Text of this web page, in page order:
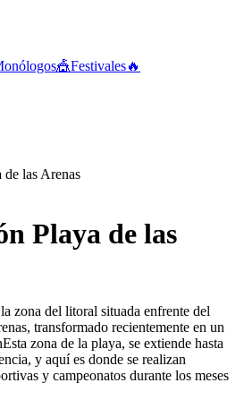
🎪Festivales🔥
de las Arenas
Playa de las
zona del litoral situada enfrente del
transformado recientemente en un
zona de la playa, se extiende hasta
y aquí es donde se realizan
y campeonatos durante los meses